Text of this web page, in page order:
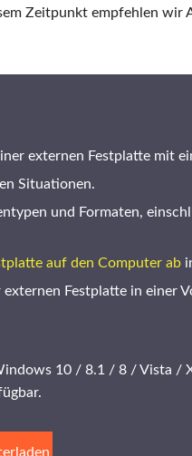
Zeitpunkt empfehlen wir
externen Festplatte mit
Situationen.
und Formaten,
auf den Computer ab
Festplatte in einer
10 / 8.1 / 8 / Vista /